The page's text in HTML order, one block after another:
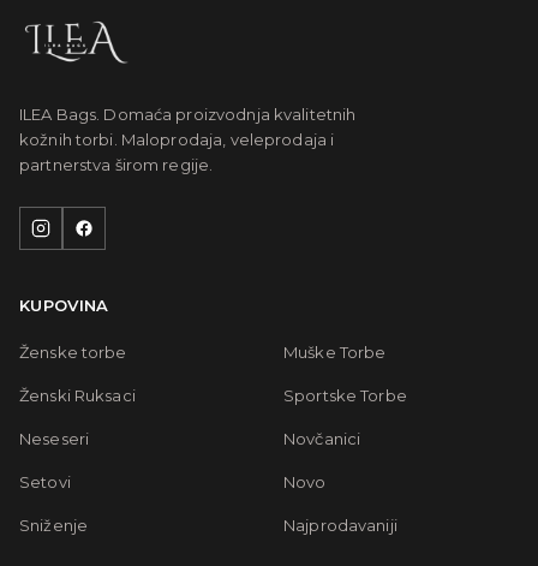
ILEA Bags. Domaća proizvodnja kvalitetnih
kožnih torbi. Maloprodaja, veleprodaja i
partnerstva širom regije.
KUPOVINA
Ženske torbe Muške Torbe
Ženski Ruksaci Sportske Torbe
Neseseri Novčanici
Setovi Novo
Sniženje Najprodavaniji